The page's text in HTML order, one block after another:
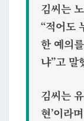
김씨는
“적어도
한 예의
냐”고 말
김씨는
현’이라